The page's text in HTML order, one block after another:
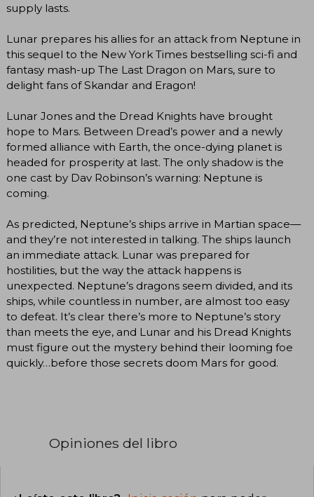
supply lasts.
Lunar prepares his allies for an attack from Neptune in
this sequel to the New York Times bestselling sci-fi and
fantasy mash-up The Last Dragon on Mars, sure to
delight fans of Skandar and Eragon!
Lunar Jones and the Dread Knights have brought
hope to Mars. Between Dread’s power and a newly
formed alliance with Earth, the once-dying planet is
headed for prosperity at last. The only shadow is the
one cast by Dav Robinson’s warning: Neptune is
coming.
As predicted, Neptune’s ships arrive in Martian space—
and they’re not interested in talking. The ships launch
an immediate attack. Lunar was prepared for
hostilities, but the way the attack happens is
unexpected. Neptune’s dragons seem divided, and its
ships, while countless in number, are almost too easy
to defeat. It’s clear there’s more to Neptune’s story
than meets the eye, and Lunar and his Dread Knights
must figure out the mystery behind their looming foe
quickly…before those secrets doom Mars for good.
Opiniones del libro